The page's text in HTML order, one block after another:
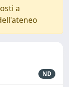
a
ND